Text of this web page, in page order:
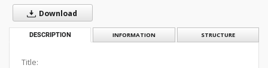
Download
DESCRIPTION INFORMATION STRUCTURE
Title: